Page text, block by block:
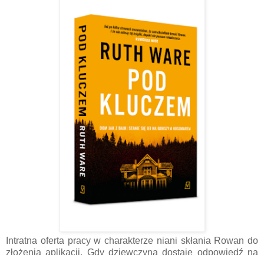
Intratna oferta pracy w charakterze niani skłania Rowan do
złożenia aplikacji. Gdy dziewczyna dostaje odpowiedź na